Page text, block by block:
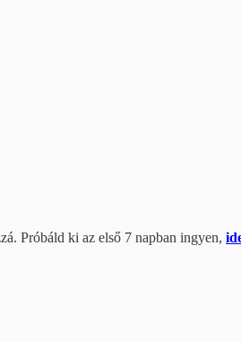
Próbáld ki az első 7 napban ingyen,